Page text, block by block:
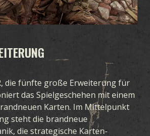
die fünfte große Erweiterung für
das Spielgeschehen mit einem
Karten. Im Mittelpunkt
steht die brandneue
die strategische Karten-